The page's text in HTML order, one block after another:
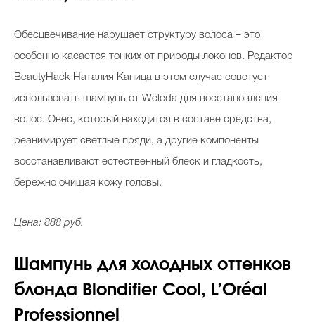
Обесцвечивание нарушает структуру волоса – это
особенно касается тонких от природы локонов. Редактор
BeautyHack Наталия Капица в этом случае советует
использовать шампунь от Weleda для восстановления
волос. Овес, который находится в составе средства,
реанимирует светлые пряди, а другие компоненты
восстанавливают естественный блеск и гладкость,
бережно очищая кожу головы.
Цена: 888 руб.
Шампунь для холодных оттенков
блонда Blondifier Cool, L’Oréal
Professionnel